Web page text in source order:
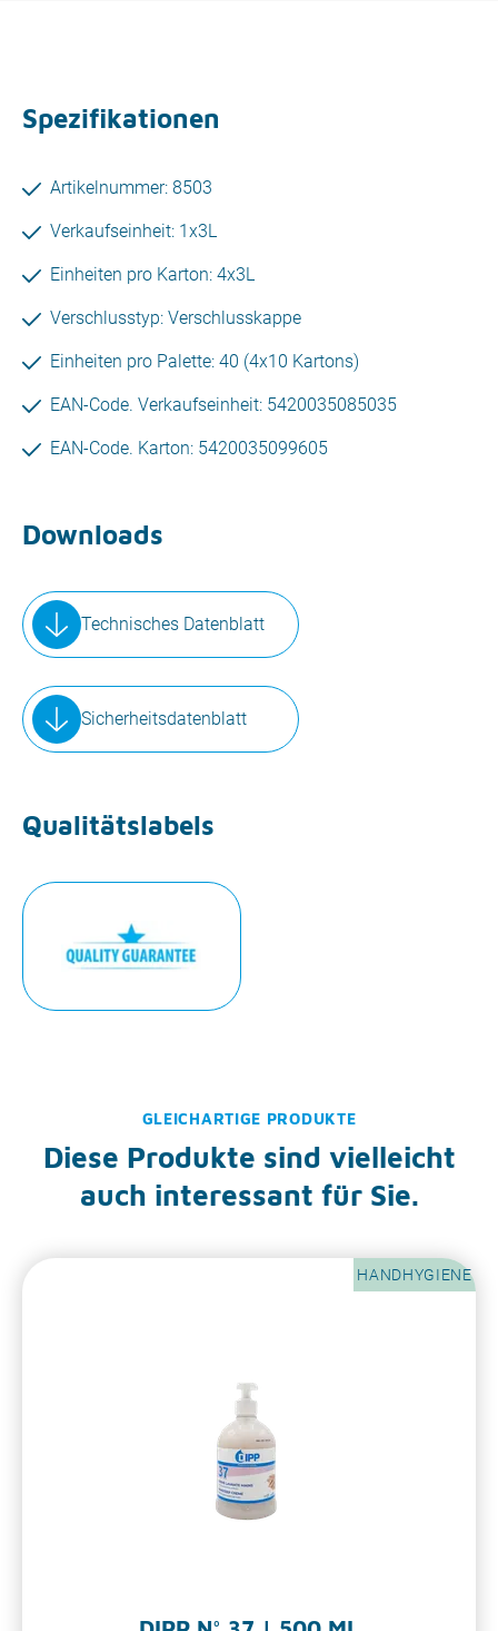
Spezifikationen
Artikelnummer: 8503
Verkaufseinheit: 1x3L
Einheiten pro Karton: 4x3L
Verschlusstyp: Verschlusskappe
Einheiten pro Palette: 40 (4x10 Kartons)
EAN-Code. Verkaufseinheit: 5420035085035
EAN-Code. Karton: 5420035099605
Downloads
Technisches Datenblatt
Sicherheitsdatenblatt
Qualitätslabels
GLEICHARTIGE PRODUKTE
Diese Produkte sind vielleicht
auch interessant für Sie.
HANDHYGIENE